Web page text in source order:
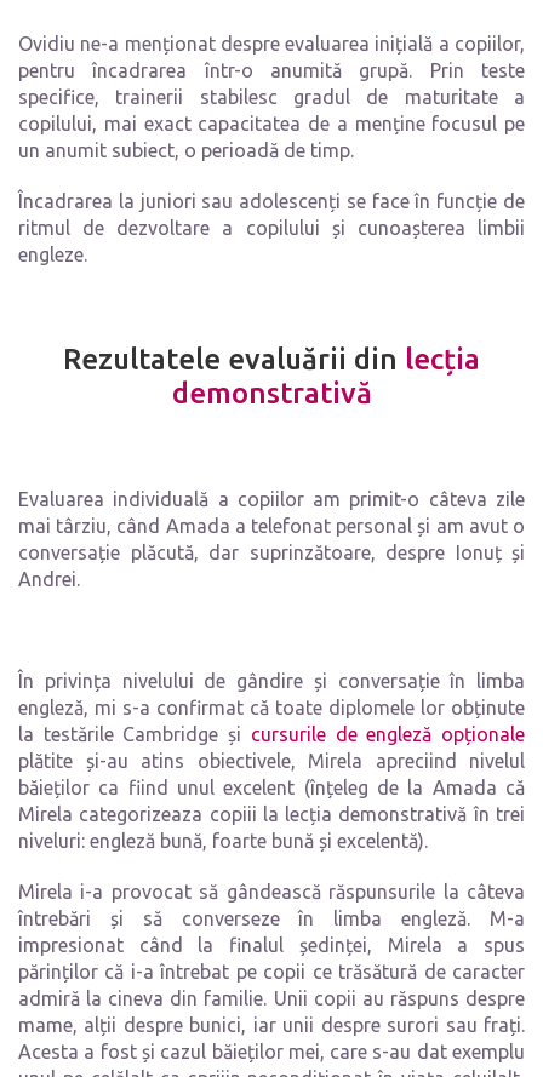
Ovidiu ne-a menționat despre evaluarea inițială a copiilor,
pentru încadrarea într-o anumită grupă. Prin teste
specifice, trainerii stabilesc gradul de maturitate a
copilului, mai exact capacitatea de a menține focusul pe
un anumit subiect, o perioadă de timp.
Încadrarea la juniori sau adolescenți se face în funcție de
ritmul de dezvoltare a copilului și cunoașterea limbii
engleze.
Rezultatele evaluării din lecția
demonstrativă
Evaluarea individuală a copiilor am primit-o câteva zile
mai târziu, când Amada a telefonat personal și am avut o
conversație plăcută, dar suprinzătoare, despre Ionuț și
Andrei.
În privința nivelului de gândire și conversație în limba
engleză, mi s-a confirmat că toate diplomele lor obținute
la testările Cambridge și cursurile de engleză opționale
plătite și-au atins obiectivele, Mirela apreciind nivelul
băieților ca fiind unul excelent (înțeleg de la Amada că
Mirela categorizeaza copiii la lecția demonstrativă în trei
niveluri: engleză bună, foarte bună și excelentă).
Mirela i-a provocat să gândească răspunsurile la câteva
întrebări și să converseze în limba engleză. M-a
impresionat când la finalul ședinței, Mirela a spus
părinților că i-a întrebat pe copii ce trăsătură de caracter
admiră la cineva din familie. Unii copii au răspuns despre
mame, alții despre bunici, iar unii despre surori sau frați.
Acesta a fost și cazul băieților mei, care s-au dat exemplu